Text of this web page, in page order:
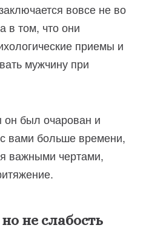
вовсе не во
в том, что они
приемы и
мужчину при
он был очарован и
вами больше времени,
важными чертами,
не слабость